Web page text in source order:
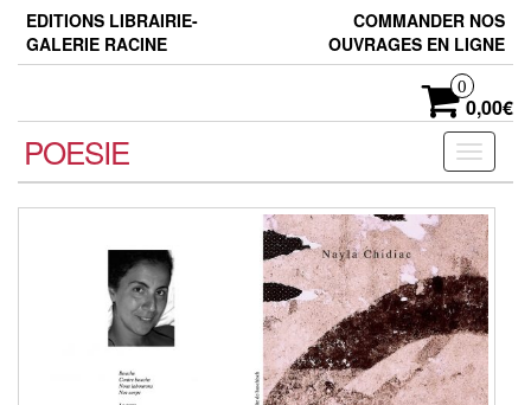
Skip
the
EDITIONS LIBRAIRIE-
GALERIE RACINE
COMMANDER NOS
OUVRAGES EN LIGNE
0
0,00€
Toggle
POESIE